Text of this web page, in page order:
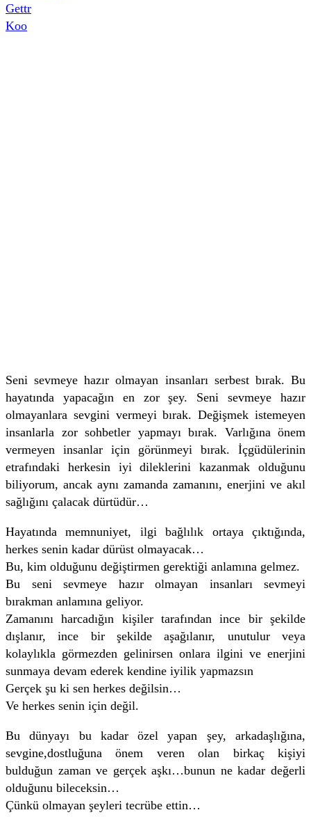
Gettr
Koo
Seni sevmeye hazır olmayan insanları serbest bırak. Bu
hayatında yapacağın en zor şey. Seni sevmeye hazır
olmayanlara sevgini vermeyi bırak. Değişmek istemeyen
insanlarla zor sohbetler yapmayı bırak. Varlığına önem
vermeyen insanlar için görünmeyi bırak. İçgüdülerinin
etrafındaki herkesin iyi dileklerini kazanmak olduğunu
biliyorum, ancak aynı zamanda zamanını, enerjini ve akıl
sağlığını çalacak dürtüdür…
Hayatında memnuniyet, ilgi bağlılık ortaya çıktığında,
herkes senin kadar dürüst olmayacak…
Bu, kim olduğunu değiştirmen gerektiği anlamına gelmez.
Bu seni sevmeye hazır olmayan insanları sevmeyi
bırakman anlamına geliyor.
Zamanını harcadığın kişiler tarafından ince bir şekilde
dışlanır, ince bir şekilde aşağılanır, unutulur veya
kolaylıkla görmezden gelinirsen onlara ilgini ve enerjini
sunmaya devam ederek kendine iyilik yapmazsın
Gerçek şu ki sen herkes değilsin…
Ve herkes senin için değil.
Bu dünyayı bu kadar özel yapan şey, arkadaşlığına,
sevgine,dostluğuna önem veren olan birkaç kişiyi
bulduğun zaman ve gerçek aşkı…bunun ne kadar değerli
olduğunu bileceksin…
Çünkü olmayan şeyleri tecrübe ettin…